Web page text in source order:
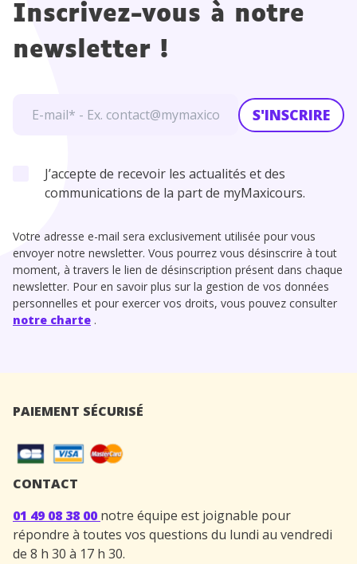
Inscrivez-vous à notre
newsletter !
S'INSCRIRE
J’accepte de recevoir les actualités et des
communications de la part de myMaxicours.
Votre adresse e-mail sera exclusivement utilisée pour vous
envoyer notre newsletter. Vous pourrez vous désinscrire à tout
moment, à travers le lien de désinscription présent dans chaque
newsletter. Pour en savoir plus sur la gestion de vos données
personnelles et pour exercer vos droits, vous pouvez consulter
notre charte .
PAIEMENT SÉCURISÉ
CONTACT
01 49 08 38 00 notre équipe est joignable pour
répondre à toutes vos questions du lundi au vendredi
de 8 h 30 à 17 h 30.